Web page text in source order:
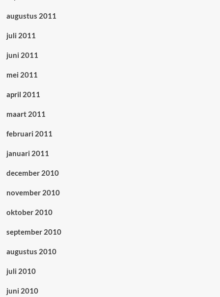
augustus 2011
juli 2011
juni 2011
mei 2011
april 2011
maart 2011
februari 2011
januari 2011
december 2010
november 2010
oktober 2010
september 2010
augustus 2010
juli 2010
juni 2010